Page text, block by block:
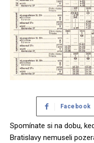
Facebook
Spomínate si na dobu,
Bratislavy nemuseli